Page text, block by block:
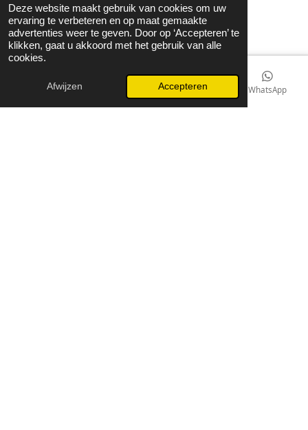
Deze website maakt gebruik van cookies om uw
ervaring te verbeteren en op maat gemaakte
advertenties weer te geven. Door op ‘Accepteren’ te
klikken, gaat u akkoord met het gebruik van alle
cookies.
Afwijzen Accepteren
© 2021 - 2026 Guzel Jewels & Fashion
Powered byJouwWeb
E-mailadres Instagram WhatsApp